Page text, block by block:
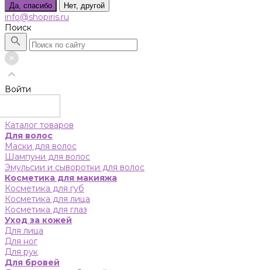
Да, спасибо Нет, другой
info@shopiris.ru
Поиск
Войти
Каталог товаров
Для волос
Маски для волос
Шампуни для волос
Эмульсии и сыворотки для волос
Косметика для макияжа
Косметика для губ
Косметика для лица
Косметика для глаз
Уход за кожей
Для лица
Для ног
Для рук
Для бровей